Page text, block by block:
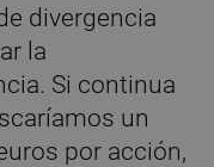
divergencia
la
Si continua
un
por acción,